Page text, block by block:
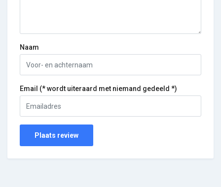
Naam
Email (* wordt uiteraard met niemand gedeeld *)
Plaats review